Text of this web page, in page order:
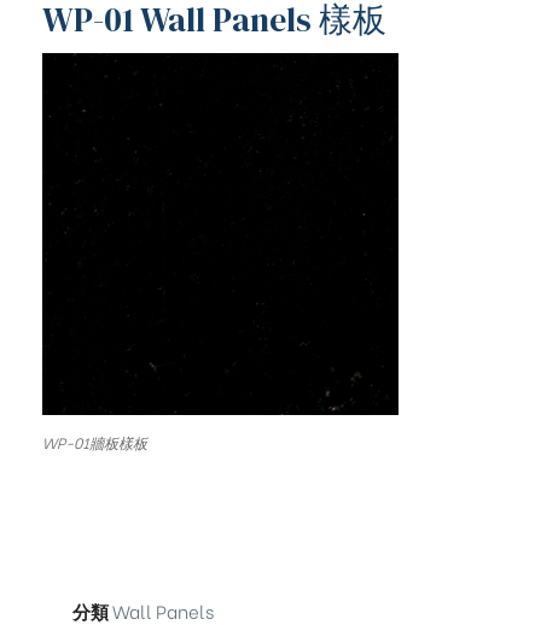
WP-01 Wall Panels 樣板
WP-01牆板樣板
分類Wall Panels
含日本